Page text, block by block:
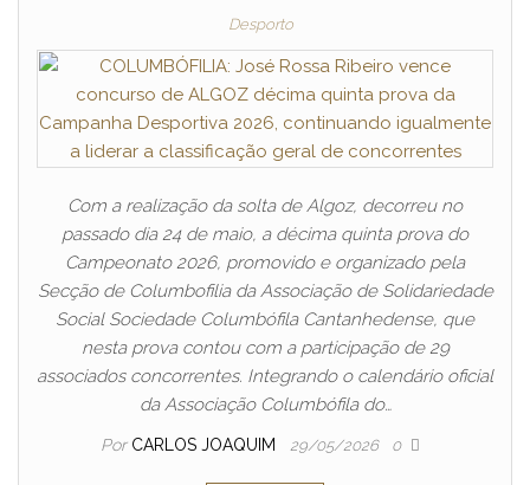
Desporto
Com a realização da solta de Algoz, decorreu no
passado dia 24 de maio, a décima quinta prova do
Campeonato 2026, promovido e organizado pela
Secção de Columbofilia da Associação de Solidariedade
Social Sociedade Columbófila Cantanhedense, que
nesta prova contou com a participação de 29
associados concorrentes. Integrando o calendário oficial
da Associação Columbófila do…
Por CARLOS JOAQUIM 29/05/2026 0